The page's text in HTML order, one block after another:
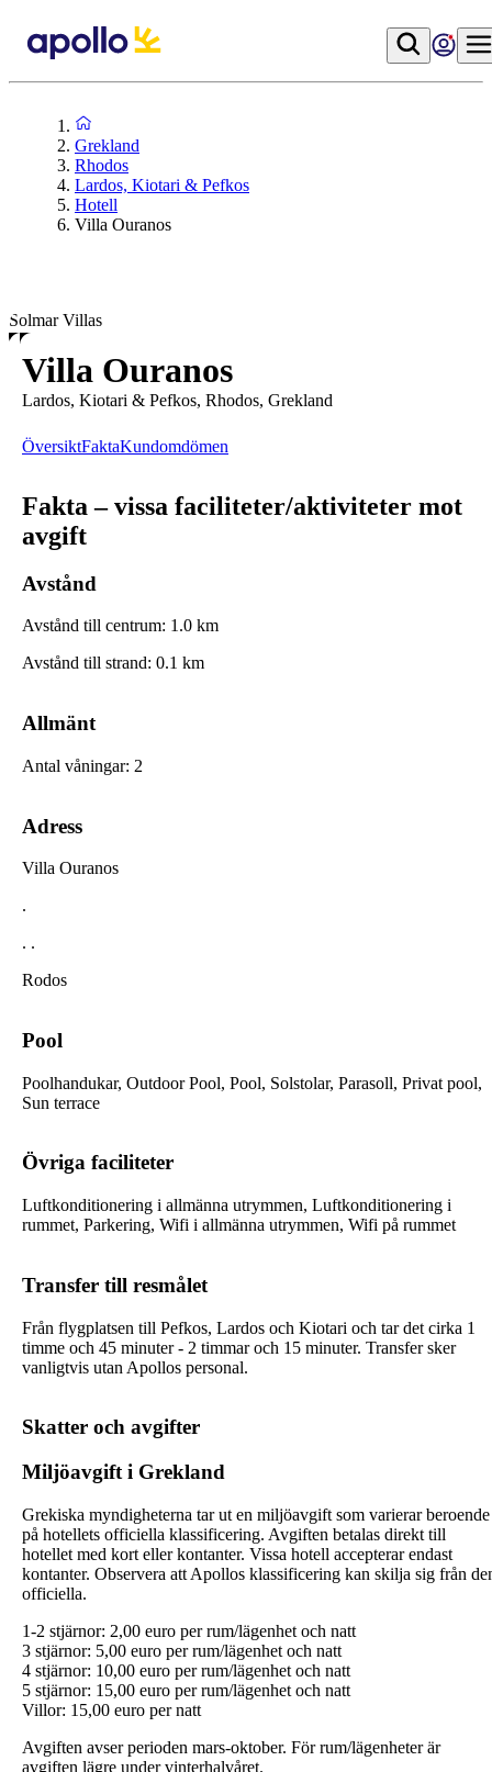
Grekland
Rhodos
Lardos, Kiotari & Pefkos
Hotell
Villa Ouranos
Solmar Villas
Villa Ouranos
Lardos, Kiotari & Pefkos, Rhodos, Grekland
ÖversiktFaktaKundomdömen
Fakta – vissa faciliteter/aktiviteter mot
avgift
Avstånd
Avstånd till centrum: 1.0 km
Avstånd till strand: 0.1 km
Allmänt
Antal våningar: 2
Adress
Villa Ouranos
.
. .
Rodos
Pool
Poolhandukar, Outdoor Pool, Pool, Solstolar, Parasoll, Privat pool,
Sun terrace
Övriga faciliteter
Luftkonditionering i allmänna utrymmen, Luftkonditionering i
rummet, Parkering, Wifi i allmänna utrymmen, Wifi på rummet
Transfer till resmålet
Från flygplatsen till Pefkos, Lardos och Kiotari och tar det cirka 1
timme och 45 minuter - 2 timmar och 15 minuter. Transfer sker
vanligtvis utan Apollos personal.
Skatter och avgifter
Miljöavgift i Grekland
Grekiska myndigheterna tar ut en miljöavgift som varierar beroende
på hotellets officiella klassificering. Avgiften betalas direkt till
hotellet med kort eller kontanter. Vissa hotell accepterar endast
kontanter. Observera att Apollos klassificering kan skilja sig från
officiella.
1-2 stjärnor: 2,00 euro per rum/lägenhet och natt
3 stjärnor: 5,00 euro per rum/lägenhet och natt
4 stjärnor: 10,00 euro per rum/lägenhet och natt
5 stjärnor: 15,00 euro per rum/lägenhet och natt
Villor: 15,00 euro per natt
Avgiften avser perioden mars-oktober. För rum/lägenheter är
avgiften lägre under vinterhalvåret.